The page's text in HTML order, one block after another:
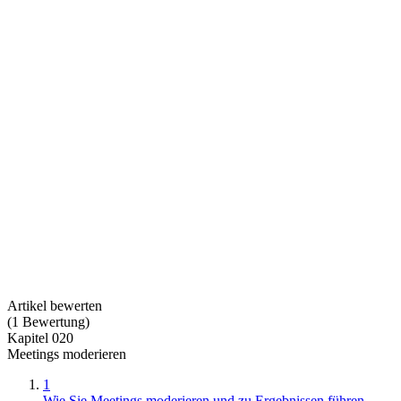
Artikel bewerten
(1 Bewertung)
Kapitel 020
Meetings moderieren
1